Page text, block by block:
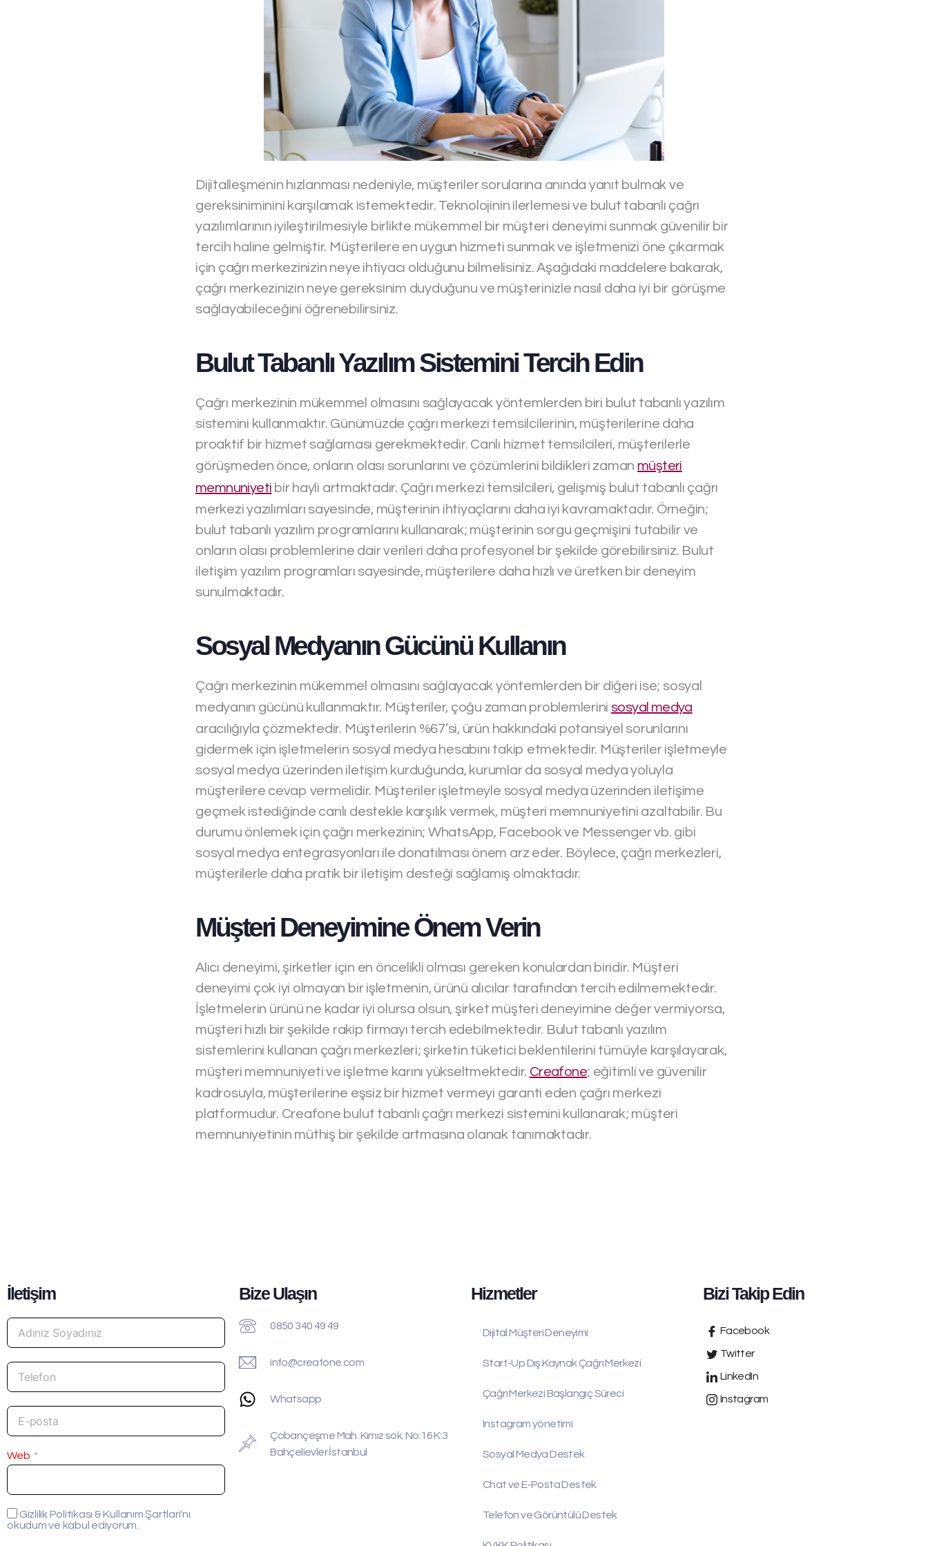
Dijitalleşmenin hızlanması nedeniyle, müşteriler sorularına anında yanıt bulmak ve
gereksiniminini karşılamak istemektedir. Teknolojinin ilerlemesi ve bulut tabanlı çağrı
yazılımlarının iyileştirilmesiyle birlikte mükemmel bir müşteri deneyimi sunmak güvenilir bir
tercih haline gelmiştir. Müşterilere en uygun hizmeti sunmak ve işletmenizi öne çıkarmak
için çağrı merkezinizin neye ihtiyacı olduğunu bilmelisiniz. Aşağıdaki maddelere bakarak,
çağrı merkezinizin neye gereksinim duyduğunu ve müşterinizle nasıl daha iyi bir görüşme
sağlayabileceğini öğrenebilirsiniz.
Bulut Tabanlı Yazılım Sistemini Tercih Edin
Çağrı merkezinin mükemmel olmasını sağlayacak yöntemlerden biri bulut tabanlı yazılım
sistemini kullanmaktır. Günümüzde çağrı merkezi temsilcilerinin, müşterilerine daha
proaktif bir hizmet sağlaması gerekmektedir. Canlı hizmet temsilcileri, müşterilerle
görüşmeden önce, onların olası sorunlarını ve çözümlerini bildikleri zaman müşteri
memnuniyeti bir hayli artmaktadır. Çağrı merkezi temsilcileri, gelişmiş bulut tabanlı çağrı
merkezi yazılımları sayesinde, müşterinin ihtiyaçlarını daha iyi kavramaktadır. Örneğin;
bulut tabanlı yazılım programlarını kullanarak; müşterinin sorgu geçmişini tutabilir ve
onların olası problemlerine dair verileri daha profesyonel bir şekilde görebilirsiniz. Bulut
iletişim yazılım programları sayesinde, müşterilere daha hızlı ve üretken bir deneyim
sunulmaktadır.
Sosyal Medyanın Gücünü Kullanın
Çağrı merkezinin mükemmel olmasını sağlayacak yöntemlerden bir diğeri ise; sosyal
medyanın gücünü kullanmaktır. Müşteriler, çoğu zaman problemlerini sosyal medya
aracılığıyla çözmektedir. Müşterilerin %67’si, ürün hakkındaki potansiyel sorunlarını
gidermek için işletmelerin sosyal medya hesabını takip etmektedir. Müşteriler işletmeyle
sosyal medya üzerinden iletişim kurduğunda, kurumlar da sosyal medya yoluyla
müşterilere cevap vermelidir. Müşteriler işletmeyle sosyal medya üzerinden iletişime
geçmek istediğinde canlı destekle karşılık vermek, müşteri memnuniyetini azaltabilir. Bu
durumu önlemek için çağrı merkezinin; WhatsApp, Facebook ve Messenger vb. gibi
sosyal medya entegrasyonları ile donatılması önem arz eder. Böylece, çağrı merkezleri,
müşterilerle daha pratik bir iletişim desteği sağlamış olmaktadır.
Müşteri Deneyimine Önem Verin
Alıcı deneyimi, şirketler için en öncelikli olması gereken konulardan biridir. Müşteri
deneyimi çok iyi olmayan bir işletmenin, ürünü alıcılar tarafından tercih edilmemektedir.
İşletmelerin ürünü ne kadar iyi olursa olsun, şirket müşteri deneyimine değer vermiyorsa,
müşteri hızlı bir şekilde rakip firmayı tercih edebilmektedir. Bulut tabanlı yazılım
sistemlerini kullanan çağrı merkezleri; şirketin tüketici beklentilerini tümüyle karşılayarak,
müşteri memnuniyeti ve işletme karını yükseltmektedir. Creafone; eğitimli ve güvenilir
kadrosuyla, müşterilerine eşsiz bir hizmet vermeyi garanti eden çağrı merkezi
platformudur. Creafone bulut tabanlı çağrı merkezi sistemini kullanarak; müşteri
memnuniyetinin müthiş bir şekilde artmasına olanak tanımaktadır.
İletişim
Web
Gizlilik Politikası & Kullanım Şartları'nı
okudum ve kabul ediyorum.
Bize Ulaşın
0850 340 49 49
info@creafone.com
Whatsapp
Çobançeşme Mah. Kımız sok. No:16 K:3
Bahçelievler İstanbul
Hizmetler
Dijital Müşteri Deneyimi
Start-Up Dış Kaynak Çağrı Merkezi
Çağrı Merkezi Başlangıç Süreci
Instagram yönetimi
Sosyal Medya Destek​
Chat ve E-Posta Destek
Telefon ve Görüntülü Destek​
Bizi Takip Edin
Facebook
Twitter
LinkedIn
Instagram